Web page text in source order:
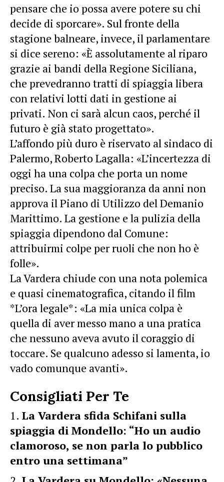
pensare che io possa avere potere su chi
decide di sporcare». Sul fronte della
stagione balneare, invece, il parlamentare
si dice sereno: «È assolutamente al riparo
grazie ai bandi della Regione Siciliana,
che prevedranno tratti di spiaggia libera
con relativi lotti dati in gestione ai
privati. Non ci sarà alcun caos, perché il
futuro è già stato progettato».
L’affondo più duro è riservato al sindaco di
Palermo, Roberto Lagalla: «L’incertezza di
oggi ha una colpa che porta un nome
preciso. La sua maggioranza da anni non
approva il Piano di Utilizzo del Demanio
Marittimo. La gestione e la pulizia della
spiaggia dipendono dal Comune:
attribuirmi colpe per ruoli che non ho è
folle».
La Vardera chiude con una nota polemica
e quasi cinematografica, citando il film
*L’ora legale*: «La mia unica colpa è
quella di aver messo mano a una pratica
che nessuno aveva avuto il coraggio di
toccare. Se qualcuno adesso si lamenta, io
vado comunque avanti».
Consigliati Per Te
La Vardera sfida Schifani sulla
spiaggia di Mondello: “Ho un audio
clamoroso, se non parla lo pubblico
entro una settimana”